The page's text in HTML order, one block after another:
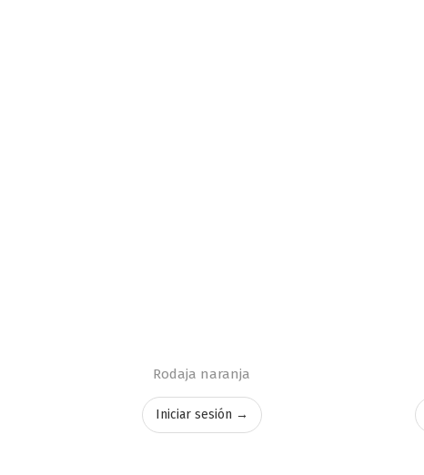
Rodaja naranja
Iniciar sesión →